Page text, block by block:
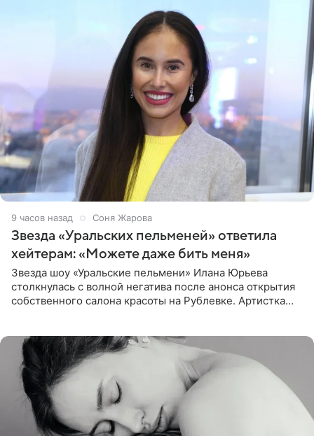
9 часов назад Соня Жарова
Звезда «Уральских пельменей» ответила
хейтерам: «Можете даже бить меня»
Звезда шоу «Уральские пельмени» Илана Юрьева
столкнулась с волной негатива после анонса открытия
собственного салона красоты на Рублевке. Артистка